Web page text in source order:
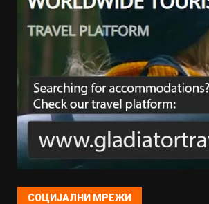
СОЦИЈАЛНИ МРЕЖИ